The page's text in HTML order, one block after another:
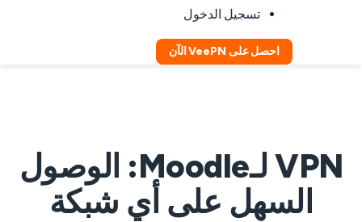
تسجيل الدخول
احصل على VeePN الآن
VPN لـMoodle: الوصول
السهل على أي شبكة